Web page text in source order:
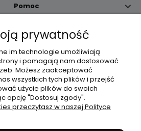
Pomoc
Moje konto
i dostawa
Informacje
prywatność
im technologie umożliwiają
i pomagają nam dostosować
Możesz zaakceptować
wszystkich tych plików i przejść
użycie plików do swoich
opcję "Dostosuj zgody".
przeczytasz w naszej Polityce